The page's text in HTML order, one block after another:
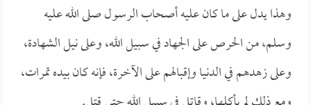
وهذا يدل على ما كان عليه أصحاب الرسول صلى الله عليه
وسلم، من الحرص على الجهاد في سبيل الله، وعلى نيل الشهادة،
وعلى زهدهم في الدنيا وإقبالهم على الآخرة، فإنه كان بيده تمرات،